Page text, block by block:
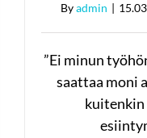
Byadmin |
”Ei minun
saattaa moni
kuitenkin